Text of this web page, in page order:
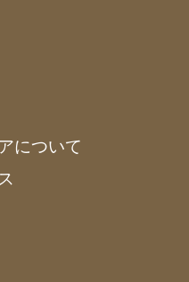
について